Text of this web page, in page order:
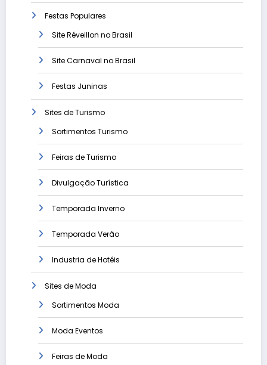
Festas Populares
Site Réveillon no Brasil
Site Carnaval no Brasil
Festas Juninas
Sites de Turismo
Sortimentos Turismo
Feiras de Turismo
Divulgação Turística
Temporada Inverno
Temporada Verão
Industria de Hotéis
Sites de Moda
Sortimentos Moda
Moda Eventos
Feiras de Moda